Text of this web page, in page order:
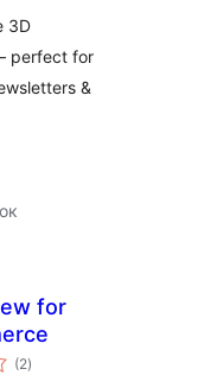
3D
perfect for
&
for
(2общий
рейтинг
)